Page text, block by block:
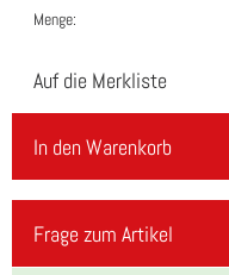
Menge:
Auf die Merkliste
In den Warenkorb
Frage zum Artikel